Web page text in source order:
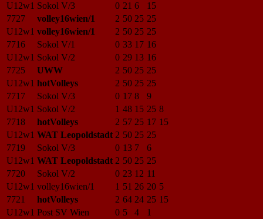
U12w1 Sokol V/3 0 21 6
15
7727
volley16wien/1 2 50 25 25
U12w1 volley16wien/1 2 50 25 25
7716
Sokol V/1 0 33 17 16
U12w1 Sokol V/2 0 29 13 16
7725
UWW 2 50 25 25
U12w1 hotVolleys 2 50 25 25
7717
Sokol V/3 0 17 8
9
U12w1 Sokol V/2 1 48 15 25 8
7718
hotVolleys 2 57 25 17 15
U12w1 WAT Leopoldstadt 2 50 25 25
7719
Sokol V/3 0 13 7
6
U12w1 WAT Leopoldstadt 2 50 25 25
7720
Sokol V/2 0 23 12 11
U12w1 volley16wien/1 1 51 26 20 5
7721
hotVolleys 2 64 24 25 15
U12w1 Post SV Wien 0 5 4
1